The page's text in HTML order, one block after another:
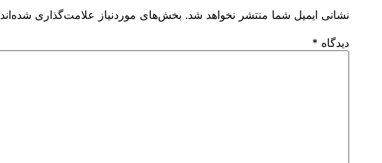
نشانی ایمیل شما منتشر نخواهد شد. بخش‌های موردنیاز علامت‌گذاری شده‌اند
دیدگاه *